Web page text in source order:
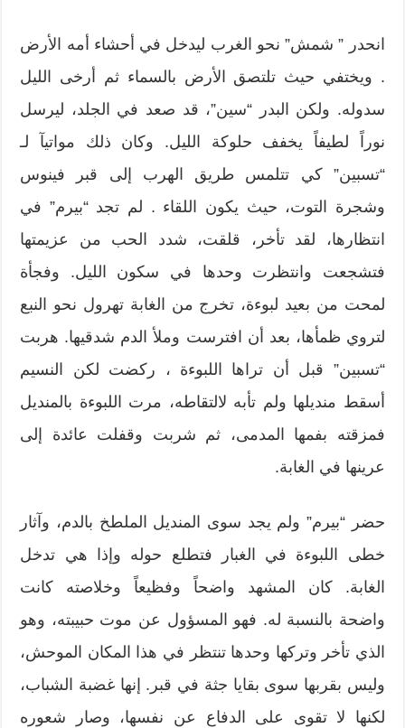
انحدر ” شمش” نحو الغرب ليدخل في أحشاء أمه الأرض
. ويختفي حيث تلتصق الأرض بالسماء ثم أرخى الليل
سدوله. ولكن البدر “سين”، قد صعد في الجلد، ليرسل
نوراً لطيفاً يخفف حلوكة الليل. وكان ذلك مواتيآ لـ
“تسبين” كي تتلمس طريق الهرب إلى قبر فينوس
وشجرة التوت، حيث يكون اللقاء . لم تجد “بيرم” في
انتظارها، لقد تأخر، قلقت، شدد الحب من عزيمتها
فتشجعت وانتظرت وحدها في سكون الليل. وفجأة
لمحت من بعيد لبوءة، تخرج من الغابة تهرول نحو النبع
لتروي ظمأها، بعد أن افترست وملأ الدم شدقيها. هربت
“تسبين” قبل أن تراها اللبوءة ، ركضت لكن النسيم
أسقط منديلها ولم تأبه لالتقاطه، مرت اللبوءة بالمنديل
فمزقته بفمها المدمى، ثم شربت وقفلت عائدة إلى
عرينها في الغابة.
حضر “بيرم” ولم يجد سوى المنديل الملطخ بالدم، وآثار
خطى اللبوءة في الغبار فتطلع حوله وإذا هي تدخل
الغابة. كان المشهد واضحاً وفظيعاً وخلاصته كانت
واضحة بالنسبة له. فهو المسؤول عن موت حبيبته، وهو
الذي تأخر وتركها وحدها تنتظر في هذا المكان الموحش،
وليس بقربها سوى بقايا جثة في قبر. إنها غضبة الشباب،
لكنها لا تقوى على الدفاع عن نفسها، وصار شعوره